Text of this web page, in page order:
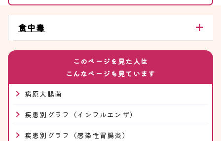
食中毒
このページを見た人は
こんなページも見ています
病原大腸菌
疾患別グラフ（インフルエンザ）
疾患別グラフ（感染性胃腸炎）